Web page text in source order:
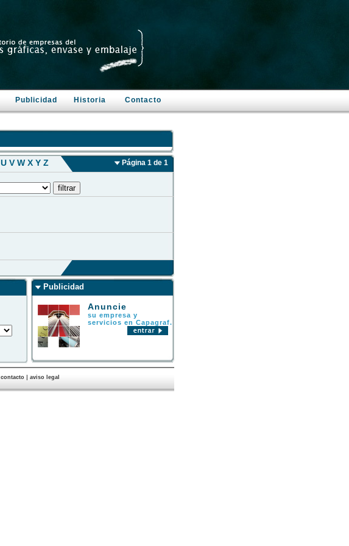
Publicidad Historia Contacto
U V W X Y Z Página 1 de 1
Publicidad
Anuncie
su empresa y
servicios en Capagraf.
contacto| aviso legal